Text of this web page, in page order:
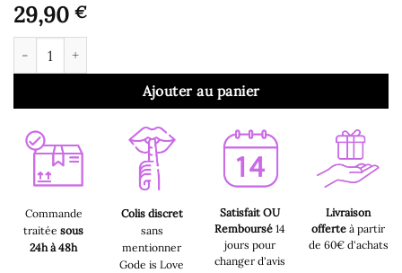
29,90 €
Ajouter au panier
Commande
traitée sous
24h à 48h
Colis discret
sans
mentionner
Gode is Love
Satisfait OU
Remboursé14
jours pour
changer d'avis
Livraison
offerte à partir
de 60€ d'achats